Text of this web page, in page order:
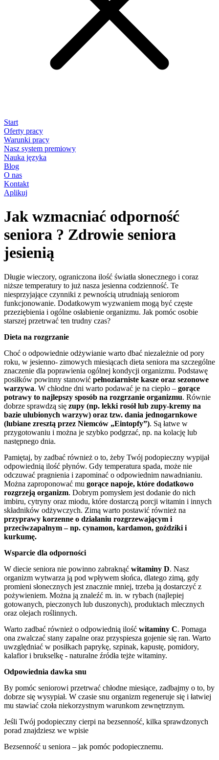
Start
Oferty pracy
Warunki pracy
Nasz system premiowy
Nauka języka
Blog
O nas
Kontakt
Aplikuj
Jak wzmacniać odporność
seniora ? Zdrowie seniora
jesienią
Długie wieczory, ograniczona ilość światła słonecznego i coraz
niższe temperatury to już nasza jesienna codzienność. Te
niesprzyjające czynniki z pewnością utrudniają seniorom
funkcjonowanie. Dodatkowym wyzwaniem mogą być częste
przeziębienia i ogólne osłabienie organizmu. Jak pomóc osobie
starszej przetrwać ten trudny czas?
Dieta na rozgrzanie
Choć o odpowiednie odżywianie warto dbać niezależnie od pory
roku, w jesienno- zimowych miesiącach dieta seniora ma szczególne
znaczenie dla poprawienia ogólnej kondycji organizmu. Podstawę
posiłków powinny stanowić pełnoziarniste kasze oraz sezonowe
warzywa. W chłodne dni warto podawać je na ciepło – gorące
potrawy to najlepszy sposób na rozgrzanie organizmu. Równie
dobrze sprawdzą się zupy (np. lekki rosół lub zupy-kremy na
bazie ulubionych warzyw) oraz tzw. dania jednogarnkowe
(lubiane zresztą przez Niemców „Eintopfy”). Są łatwe w
przygotowaniu i można je szybko podgrzać, np. na kolację lub
następnego dnia.
Pamiętaj, by zadbać również o to, żeby Twój podopieczny wypijał
odpowiednią ilość płynów. Gdy temperatura spada, może nie
odczuwać pragnienia i zapominać o odpowiednim nawadnianiu.
Można zaproponować mu gorące napoje, które dodatkowo
rozgrzeją organizm. Dobrym pomysłem jest dodanie do nich
imbiru, cytryny oraz miodu, które dostarczą porcji witamin i innych
składników odżywczych. Zimą warto postawić również na
przyprawy korzenne o działaniu rozgrzewającym i
przeciwzapalnym – np. cynamon, kardamon, goździki i
kurkumę.
Wsparcie dla odporności
W diecie seniora nie powinno zabraknąć witaminy D. Nasz
organizm wytwarza ją pod wpływem słońca, dlatego zimą, gdy
promieni słonecznych jest znacznie mniej, trzeba ją dostarczyć z
pożywieniem. Można ją znaleźć m. in. w rybach (najlepiej
gotowanych, pieczonych lub duszonych), produktach mlecznych
oraz olejach roślinnych.
Warto zadbać również o odpowiednią ilość witaminy C. Pomaga
ona zwalczać stany zapalne oraz przyspiesza gojenie się ran. Warto
uwzględniać w posiłkach paprykę, szpinak, kapustę, pomidory,
kalafior i brukselkę - naturalne źródła tejże witaminy.
Odpowiednia dawka snu
By pomóc seniorowi przetrwać chłodne miesiące, zadbajmy o to, by
dobrze się wysypiał. W czasie snu organizm regeneruje się i łatwiej
mu stawiać czoła niekorzystnym warunkom zewnętrznym.
Jeśli Twój podopieczny cierpi na bezsenność, kilka sprawdzonych
porad znajdziesz we wpisie
Bezsenność u seniora – jak pomóc podopiecznemu.